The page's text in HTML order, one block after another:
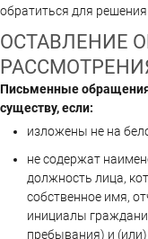
обратиться для
ОСТАВЛЕНИЕ
Письменные
существу, если:
изложены не на
не содержат
должность лица,
собственное имя,
инициалы
пребывания) и